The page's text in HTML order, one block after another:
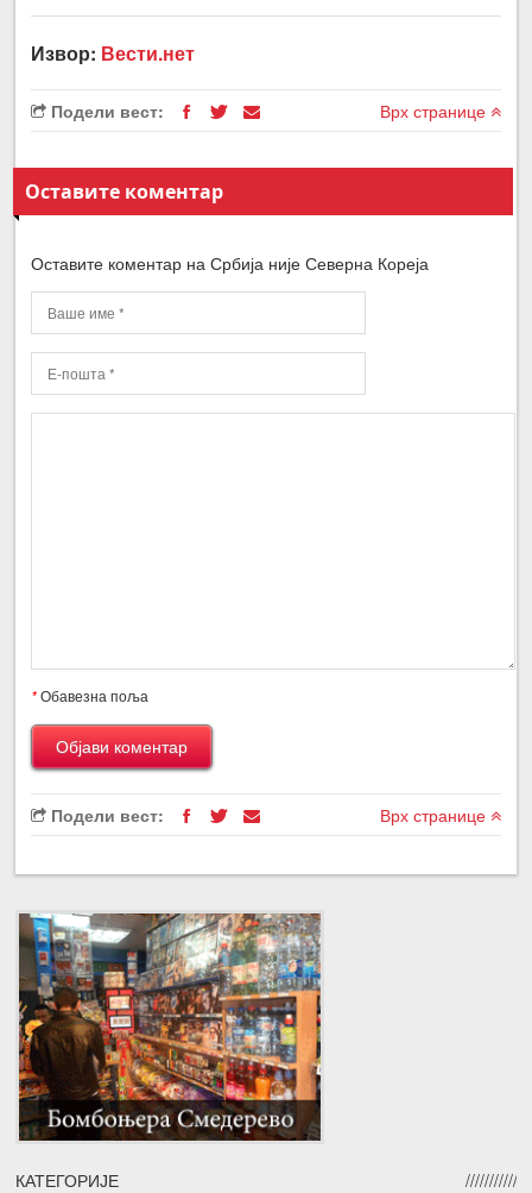
Извор: Вести.нет
Подели вест: Врх странице
Оставите коментар
Оставите коментар на Србија није Северна Кореја
*Обавезна поља
Подели вест: Врх странице
КАТЕГОРИЈЕ